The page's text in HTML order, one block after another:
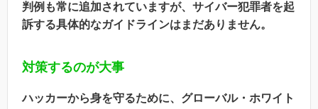
判例も常に追加されていますが、サイバー犯罪者を起
訴する具体的なガイドラインはまだありません。
対策するのが大事
ハッカーから身を守るために、グローバル・ホワイト